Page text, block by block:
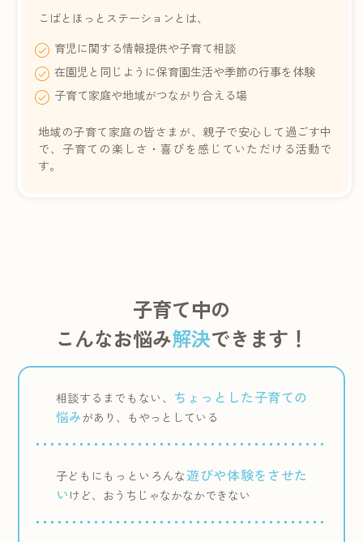
こばとほっとステーションとは、
育児に関する情報提供や子育て相談
在園児と同じように保育園生活や季節の行事を体験
子育て家庭や地域がつながり合える場
地域の子育て家庭の皆さまが、親子で安心して過ごす中
で、子育ての楽しさ・喜びを感じていただける活動で
す。
子育て中の
こんなお悩み解決できます！
相談するまでもない、 ちょっとした子育ての
悩みがあり、もやっとしている
子どもにもっといろんな遊びや体験をさせた
い けど、おうちじゃなかなかできない